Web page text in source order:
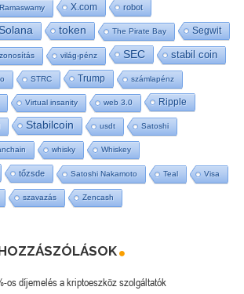
X.com robot
token The Pirate Bay Segwit
világ-pénz SEC stabil coin
STRC Trump számlapénz
Virtual insanity web 3.0 Ripple
Stabilcoin usdt Satoshi
whisky Whiskey
tőzsde Satoshi Nakamoto Teal Visa
szavazás Zencash
os díjemelés a kriptoeszköz szolgáltatók